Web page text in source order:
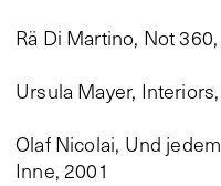
Rä Di Martino, Not
Ursula Mayer,
Olaf Nicolai, Und
Inne, 2001